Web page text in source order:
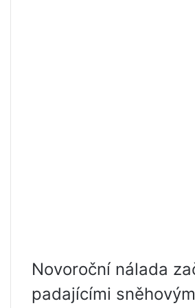
Novoroční nálada
padajícími